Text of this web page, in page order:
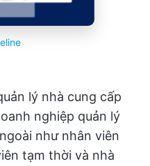
lý nhà cung cấp
nghiệp quản lý
như nhân viên
tạm thời và nhà